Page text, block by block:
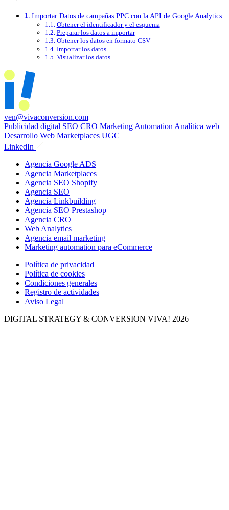
Importar Datos de campañas PPC con la API de Google Analytics
Obtener el identificador y el esquema
Preparar los datos a importar
Obtener los datos en formato CSV
Importar los datos
Visualizar los datos
ven@vivaconversion.com
Publicidad digital SEO CRO Marketing Automation Analítica web
Desarrollo Web Marketplaces UGC
LinkedIn
Agencia Google ADS
Agencia Marketplaces
Agencia SEO Shopify
Agencia SEO
Agencia Linkbuilding
Agencia SEO Prestashop
Agencia CRO
Web Analytics
Agencia email marketing
Marketing automation para eCommerce
Política de privacidad
Política de cookies
Condiciones generales
Registro de actividades
Aviso Legal
DIGITAL STRATEGY & CONVERSION VIVA! 2026